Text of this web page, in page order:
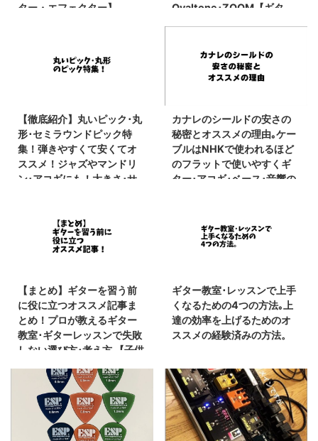
ター・エフェクター】
Ovaltone･ZOOM【ギタ
【徹底紹介】丸いピック･丸
形･セミラウンドピック特
集！弾きやすくて安くてオ
ススメ！ジャズやマンドリ
ン･アコギにも！大きさ･サ
カナレのシールドの安さの
秘密とオススメの理由｡ケー
ブルはNHKで使われるほど
のフラットで使いやすくギ
ター･アコギ･ベース･音響の
【まとめ】ギターを習う前
に役に立つオススメ記事ま
とめ！プロが教えるギター
教室･ギターレッスンで失敗
しない選び方･考え方 【子供
ギター教室･レッスンで上手
くなるための4つの方法｡上
達の効率を上げるためのオ
ススメの経験済みの方法。